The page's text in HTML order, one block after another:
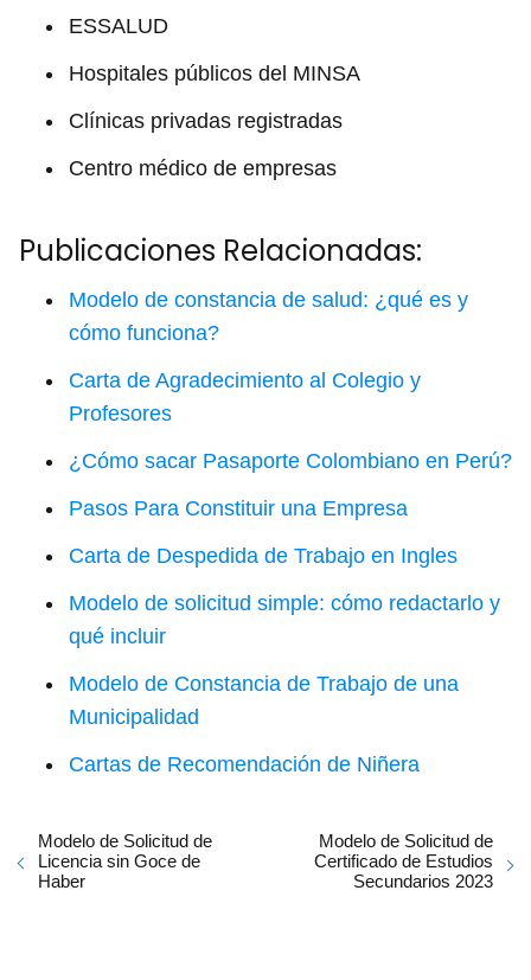
ESSALUD
Hospitales públicos del MINSA
Clínicas privadas registradas
Centro médico de empresas
Publicaciones Relacionadas:
Modelo de constancia de salud: ¿qué es y
cómo funciona?
Carta de Agradecimiento al Colegio y
Profesores
¿Cómo sacar Pasaporte Colombiano en Perú?
Pasos Para Constituir una Empresa
Carta de Despedida de Trabajo en Ingles
Modelo de solicitud simple: cómo redactarlo y
qué incluir
Modelo de Constancia de Trabajo de una
Municipalidad
Cartas de Recomendación de Niñera
Modelo de Solicitud de
Licencia sin Goce de
Haber
Modelo de Solicitud de
Certificado de Estudios
Secundarios 2023